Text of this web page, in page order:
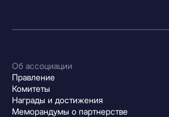
Об ассоциации
Правление
Комитеты
Награды и достижения
Меморандумы о партнерстве